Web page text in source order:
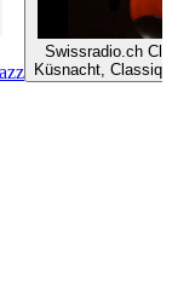
Swissradio.ch
Küsnacht,